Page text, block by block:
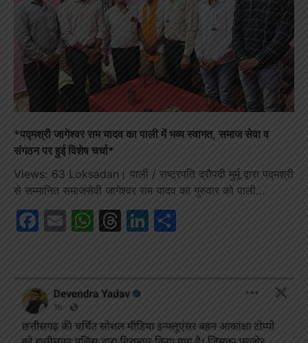
*पद्मश्री जागेश्वर राम यादव का पाली में भव्य स्वागत, समाज सेवा व
संगठन पर हुई विशेष चर्चा*
Views: 63 Loksadan। पाली / राष्ट्रपति द्रौपदी मुर्मू द्वारा पद्मश्री
से सम्मानित समाजसेवी जागेश्वर राम यादव का गुरुवार को पाली…
Facebook
EmailWhatsApp
Threads
LinkedIn